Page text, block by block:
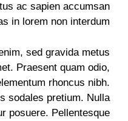
ac sapien accumsan
in lorem non interdum.
sed gravida metus
Praesent quam odio,
rhoncus nibh.
sodales pretium. Nulla
posuere. Pellentesque